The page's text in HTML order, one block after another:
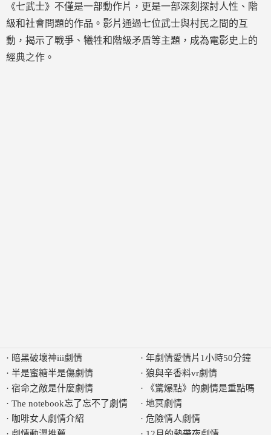
《七武士》不僅是一部動作片，更是一部深刻探討人性、階
級和社會問題的作品。影片通過七位武士與村民之間的互
動，揭示了戰爭、犧牲和階級矛盾等主題，成為電影史上的
經典之作。
· 暗黑破壞神iii劇情
· 半是蜜糖半是傷劇情
· 宿命之敵是什麼劇情
· The notebook忘了忘不了劇情
· 咖啡女人劇情介紹
· 年劇情愛情片1小時50分鐘
· 狼與辛香料vr劇情
·
《驚爆點》的劇情是重點嗎
· 地冥劇情
· 危險情人劇情